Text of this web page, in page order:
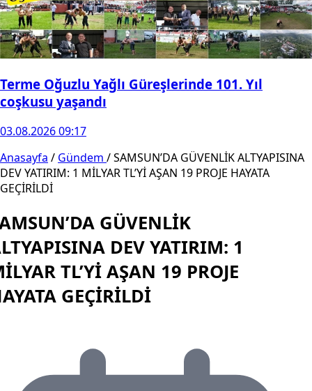
Terme Oğuzlu Yağlı Güreşlerinde 101. Yıl
coşkusu yaşandı
03.08.2026 09:17
Anasayfa / Gündem /SAMSUN’DA GÜVENLİK ALTYAPISINA
DEV YATIRIM: 1 MİLYAR TL’Yİ AŞAN 19 PROJE HAYATA
GEÇİRİLDİ
GÜVENLİK
DEV YATIRIM: 1
TL’Yİ AŞAN 19 PROJE
GEÇİRİLDİ